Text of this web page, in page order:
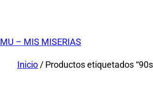
– MIS MISERIAS
Inicio/ Productos etiquetados